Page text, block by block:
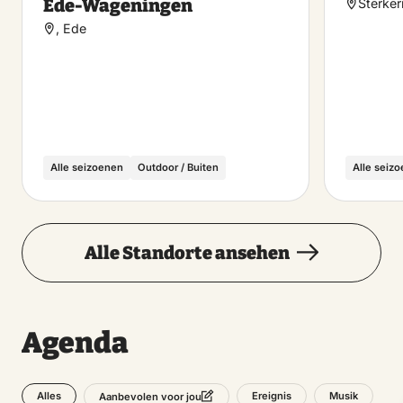
Ede-Wageningen
, Ede
Alle seizoenen Outdoor / Buiten Alle
Alle Standorte ansehen
Agenda
Alles Aanbevolen voor jou Ereignis Musik